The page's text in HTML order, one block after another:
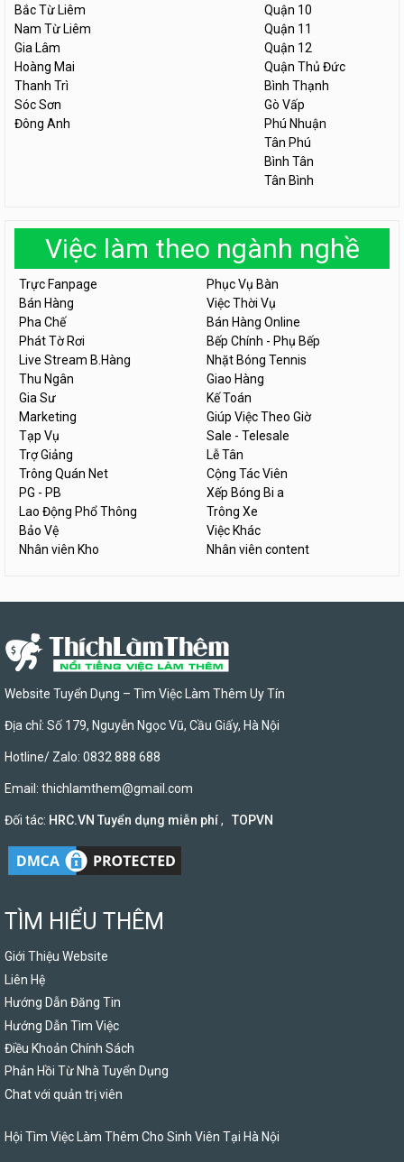
Bắc Từ Liêm
Nam Từ Liêm
Gia Lâm
Hoàng Mai
Thanh Trì
Sóc Sơn
Đông Anh
Quận 10
Quận 11
Quận 12
Quận Thủ Đức
Bình Thạnh
Gò Vấp
Phú Nhuận
Tân Phú
Bình Tân
Tân Bình
Việc làm theo ngành nghề
Trực Fanpage
Phục Vụ Bàn
Bán Hàng
Việc Thời Vụ
Pha Chế
Bán Hàng Online
Phát Tờ Rơi
Bếp Chính - Phụ Bếp
Live Stream B.Hàng
Nhặt Bóng Tennis
Thu Ngân
Giao Hàng
Gia Sư
Kế Toán
Marketing
Giúp Việc Theo Giờ
Tạp Vụ
Sale - Telesale
Trợ Giảng
Lễ Tân
Trông Quán Net
Cộng Tác Viên
PG - PB
Xếp Bóng Bi a
Lao Động Phổ Thông
Trông Xe
Bảo Vệ
Việc Khác
Nhân viên Kho
Nhân viên content
Website Tuyển Dụng – Tìm Việc Làm Thêm Uy Tín
Địa chỉ: Số 179, Nguyễn Ngọc Vũ, Cầu Giấy, Hà Nội
Hotline/ Zalo: 0832 888 688
Email: thichlamthem@gmail.com
Đối tác: HRC.VN Tuyển dụng miễn phí, TOPVN
TÌM HIỂU THÊM
Giới Thiệu Website
Liên Hệ
Hướng Dẫn Đăng Tin
Hướng Dẫn Tìm Việc
Điều Khoản Chính Sách
Phản Hồi Từ Nhà Tuyển Dụng
Chat với quản trị viên
Hội Tìm Việc Làm Thêm Cho Sinh Viên Tại Hà Nội